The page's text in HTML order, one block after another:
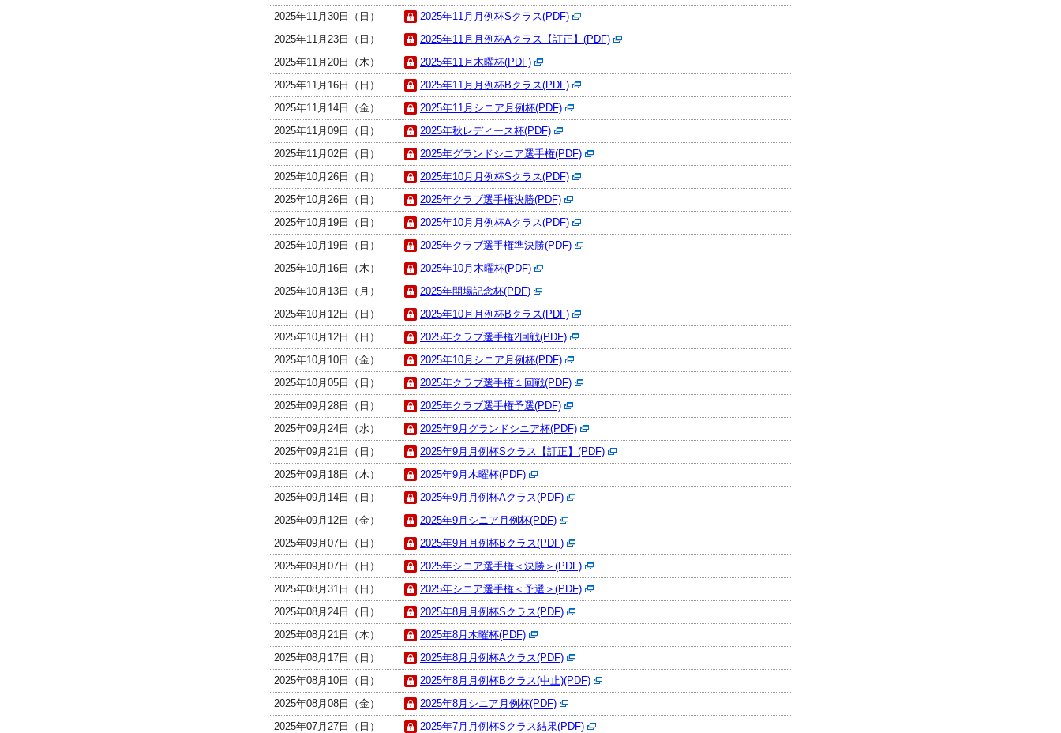
2025年11月30日（日）
2025年11月月例杯Sクラス(PDF)
2025年11月23日（日）
2025年11月月例杯Aクラス【訂正】(PDF)
2025年11月20日（木）
2025年11月木曜杯(PDF)
2025年11月16日（日）
2025年11月月例杯Bクラス(PDF)
2025年11月14日（金）
2025年11月シニア月例杯(PDF)
2025年11月09日（日）
2025年秋レディース杯(PDF)
2025年11月02日（日）
2025年グランドシニア選手権(PDF)
2025年10月26日（日）
2025年10月月例杯Sクラス(PDF)
2025年10月26日（日）
2025年クラブ選手権決勝(PDF)
2025年10月19日（日）
2025年10月月例杯Aクラス(PDF)
2025年10月19日（日）
2025年クラブ選手権準決勝(PDF)
2025年10月16日（木）
2025年10月木曜杯(PDF)
2025年10月13日（月）
2025年開場記念杯(PDF)
2025年10月12日（日）
2025年10月月例杯Bクラス(PDF)
2025年10月12日（日）
2025年クラブ選手権2回戦(PDF)
2025年10月10日（金）
2025年10月シニア月例杯(PDF)
2025年10月05日（日）
2025年クラブ選手権１回戦(PDF)
2025年09月28日（日）
2025年クラブ選手権予選(PDF)
2025年09月24日（水）
2025年9月グランドシニア杯(PDF)
2025年09月21日（日）
2025年9月月例杯Sクラス【訂正】(PDF)
2025年09月18日（木）
2025年9月木曜杯(PDF)
2025年09月14日（日）
2025年9月月例杯Aクラス(PDF)
2025年09月12日（金）
2025年9月シニア月例杯(PDF)
2025年09月07日（日）
2025年9月月例杯Bクラス(PDF)
2025年09月07日（日）
2025年シニア選手権＜決勝＞(PDF)
2025年08月31日（日）
2025年シニア選手権＜予選＞(PDF)
2025年08月24日（日）
2025年8月月例杯Sクラス(PDF)
2025年08月21日（木）
2025年8月木曜杯(PDF)
2025年08月17日（日）
2025年8月月例杯Aクラス(PDF)
2025年08月10日（日）
2025年8月月例杯Bクラス(中止)(PDF)
2025年08月08日（金）
2025年8月シニア月例杯(PDF)
2025年07月27日（日）
2025年7月月例杯Sクラス結果(PDF)